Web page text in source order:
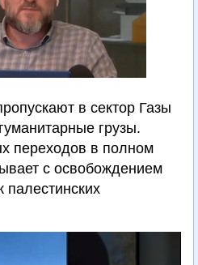
в сектор Газы
грузы.
переходов в полном
с освобождением